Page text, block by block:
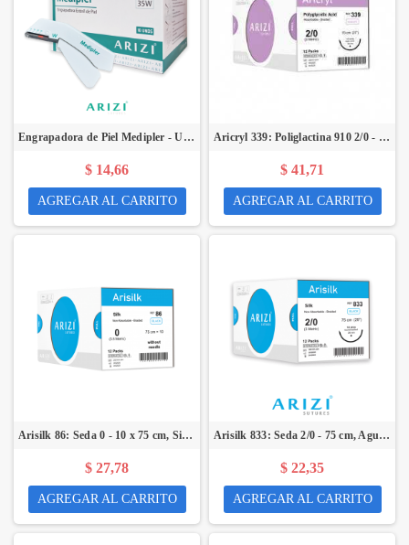
Engrapadora de Piel Medipler - Unidad - ARIZI
$ 14,66
AGREGAR AL CARRITO
Aricryl 339: Poliglactina 910 2/0 - 70 cm, Aguja de 1/2 Círculo Punta Cónica 36 mm - Caja x 12 Unidades - ARIZI
$ 41,71
AGREGAR AL CARRITO
Arisilk 86: Seda 0 - 10 x 75 cm, Sin Aguja - Caja x 12 Unidades - ARIZI
$ 27,78
AGREGAR AL CARRITO
Arisilk 833: Seda 2/0 - 75 cm, Aguja de 1/2 Círculo Punta Cónica 26 mm - Caja x 12 Unidades - ARIZI
$ 22,35
AGREGAR AL CARRITO